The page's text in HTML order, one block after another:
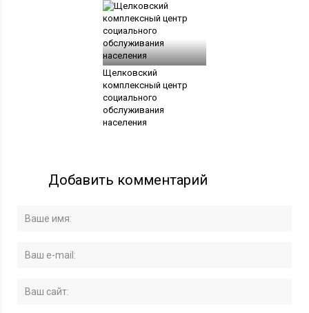
Щелковский
комплексный центр
социального
обслуживания
населения
Добавить комментарий